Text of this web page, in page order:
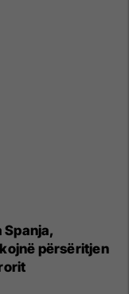
Spanja,
përsëritjen